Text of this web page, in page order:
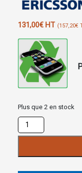
131,00€HT (157,20€
Plus que 2 en stock
quantité
de